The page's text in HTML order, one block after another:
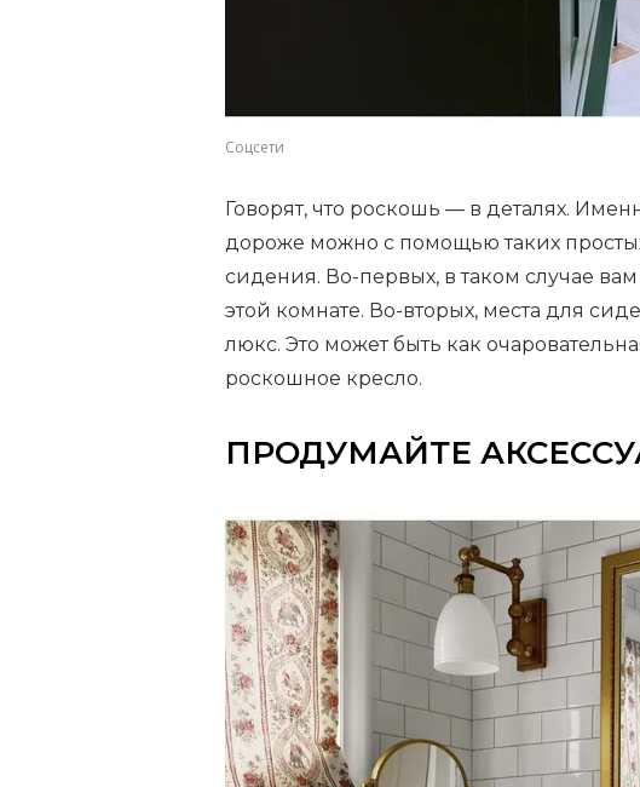
Соцсети
Говорят, что роскошь — в деталях.
дороже можно с помощью таких
сидения. Во-первых, в таком случае
этой комнате. Во-вторых, места для
люкс. Это может быть как
роскошное кресло.
ПРОДУМАЙТЕ